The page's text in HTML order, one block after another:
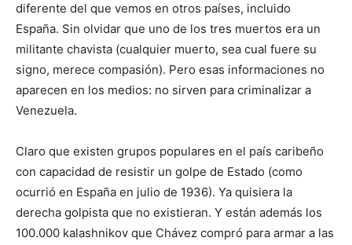
diferente del que vemos en otros países, incluido
España. Sin olvidar que uno de los tres muertos era un
militante chavista (cualquier muerto, sea cual fuere su
signo, merece compasión). Pero esas informaciones no
aparecen en los medios: no sirven para criminalizar a
Venezuela.
Claro que existen grupos populares en el país caribeño
con capacidad de resistir un golpe de Estado (como
ocurrió en España en julio de 1936). Ya quisiera la
derecha golpista que no existieran. Y están además los
100.000 kalashnikov que Chávez compró para armar a las